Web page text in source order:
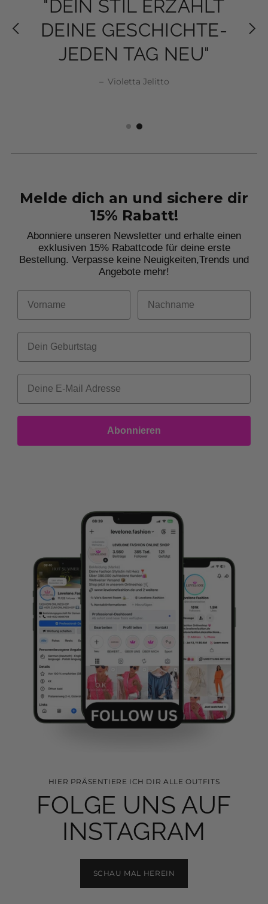
"DEIN STIL ERZÄHLT
DEINE GESCHICHTE-
JEDEN TAG NEU"
Violetta Jelitto
NUR KLEIDUNG,
SONDERN EIN STÜCK
SELBSTBEWUSSTSEIN"
"DEIN STIL ERZÄHLT
DEINE GESCHICHTE-
JEDEN TAG NEU"
– Violetta Jelitto
NUR KLEIDUNG,
SONDERN EIN STÜCK
SELBSTBEWUSSTSEIN"
Melde dich an und sichere dir
15% Rabatt!
Abonniere unseren Newsletter und erhalte einen
exklusiven 15% Rabattcode für deine erste
Bestellung. Verpasse keine Neuigkeiten,Trends und
Angebote mehr!
Vorname Nachname
Dein Geburtstag
Abonnieren
HIER PRÄSENTIERE ICH DIR ALLE OUTFITS
FOLGE UNS AUF
INSTAGRAM
SCHAU MAL HEREIN